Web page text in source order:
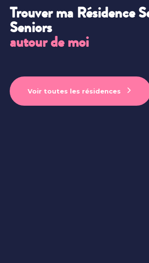
Trouver ma Résidence
Seniors
autour de moi
Voir toutes les résidences